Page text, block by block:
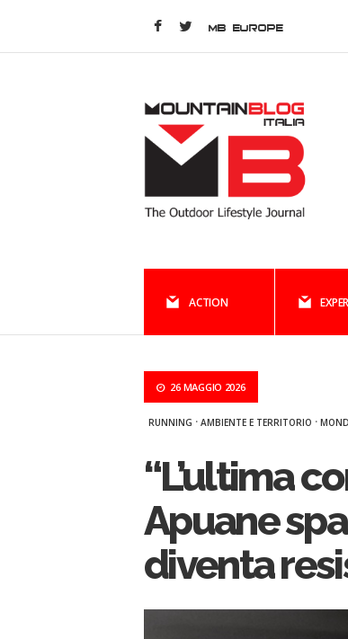
MB EUROPE
ACTION
26 MAGGIO 2026
RUNNING · AMBIENTE E TERRITORIO ·
“L’ultima
Apuane
diventa